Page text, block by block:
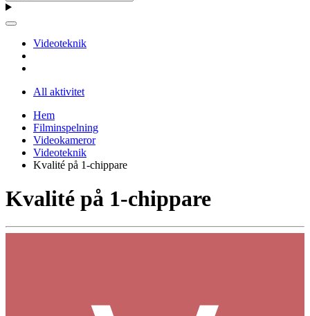
Videoteknik
All aktivitet
Hem
Filminspelning
Videokameror
Videoteknik
Kvalité på 1-chippare
Kvalité på 1-chippare